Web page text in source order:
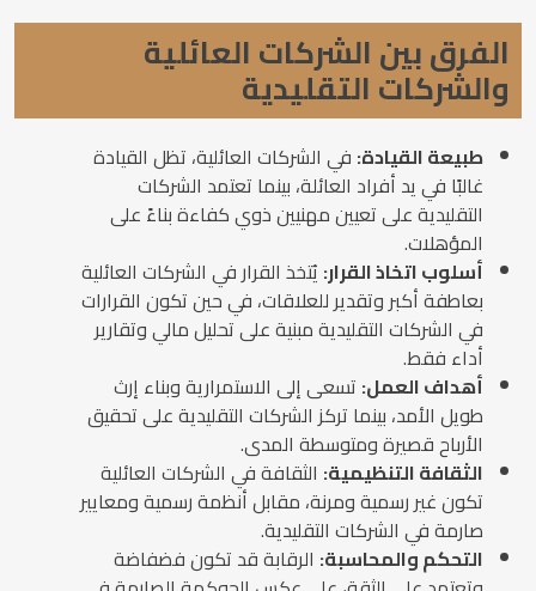
الفرق بين الشركات العائلية
والشركات التقليدية
طبيعة القيادة: في الشركات العائلية، تظل القيادة
غالبًا في يد أفراد العائلة، بينما تعتمد الشركات
التقليدية على تعيين مهنيين ذوي كفاءة بناءً على
المؤهلات.
أسلوب اتخاذ القرار: يُتخذ القرار في الشركات العائلية
بعاطفة أكبر وتقدير للعلاقات، في حين تكون القرارات
في الشركات التقليدية مبنية على تحليل مالي وتقارير
أداء فقط.
أهداف العمل: تسعى إلى الاستمرارية وبناء إرث
طويل الأمد، بينما تركز الشركات التقليدية على تحقيق
الأرباح قصيرة ومتوسطة المدى.
الثقافة التنظيمية: الثقافة في الشركات العائلية
تكون غير رسمية ومرنة، مقابل أنظمة رسمية ومعايير
صارمة في الشركات التقليدية.
التحكم والمحاسبة: الرقابة قد تكون فضفاضة